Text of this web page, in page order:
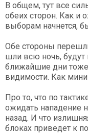
В общем, тут все
обеих сторон. Как и
выборам начнется,
Обе стороны
шли всю ночь, будут
ближайшие дни
видимости. Как
Про то, что по
ожидать нападение
назад. И что
блоках приведет к